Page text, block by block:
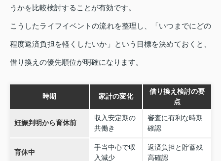
うかを比較検討することが有効です。
こうしたライフイベントの流れを整理し、「いつまでにどの
程度返済負担を軽くしたいか」という目標を決めておくと、
借り換えの優先順位が明確になります。
時期 家計の変化
借り換え検討の要
点
妊娠判明から育休前
収入安定期の
共働き
審査に有利な時期
確認
育休中
手当中心で収
入減少
返済負担と貯蓄残
高確認